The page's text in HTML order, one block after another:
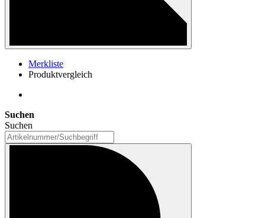
Merkliste
Produktvergleich
Suchen
Suchen